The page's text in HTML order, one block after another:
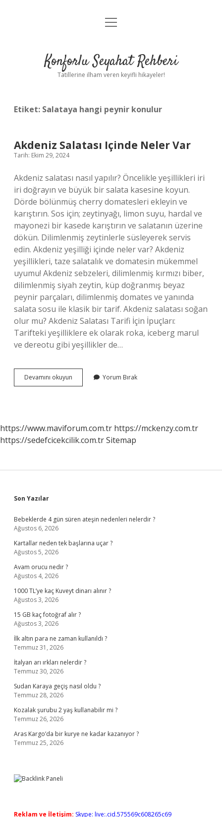
Anasayfa
Yasal Uyarı
menüyü
Konforlu Seyahat Rehberi
Tatillerine ilham veren keyifli hikayeler!
Etiket: Salataya hangi peynir konulur
Akdeniz Salatası Içinde Neler Var
Tarih: Ekim 29, 2024
Akdeniz salatası nasıl yapılır? Öncelikle yeşillikleri iri
iri doğrayın ve büyük bir salata kasesine koyun.
Dörde bölünmüş cherry domatesleri ekleyin ve
karıştırın. Sos için; zeytinyağı, limon suyu, hardal ve
mayonezi bir kasede karıştırın ve salatanın üzerine
dökün. Dilimlenmiş zeytinlerle süsleyerek servis
edin. Akdeniz yeşilliği içinde neler var? Akdeniz
yeşillikleri, taze salatalık ve domatesin mükemmel
uyumu! Akdeniz sebzeleri, dilimlenmiş kırmızı biber,
dilimlenmiş siyah zeytin, küp doğranmış beyaz
peynir parçaları, dilimlenmiş domates ve yanında
salata sosu ile klasik bir tarif. Akdeniz salatası soğan
olur mu? Akdeniz Salatası Tarifi İçin İpuçları:
Tarifteki yeşilliklere ek olarak roka, iceberg marul
ve dereotu gibi yeşillikler de…
Devamını okuyun Akdeniz
Salatası
Yorum Bırak
https://www.maviforum.com.tr https://mckenzy.com.tr
https://sedefcicekcilik.com.trSitemap
Sidebar
Son Yazılar
Bebeklerde 4 gün süren ateşin nedenleri nelerdir ?
Ağustos 6, 2026
Kartallar neden tek başlarına uçar ?
Ağustos 5, 2026
Avam orucu nedir ?
Ağustos 4, 2026
1000 TL’ye kaç Kuveyt dinarı alınır ?
Ağustos 3, 2026
15 GB kaç fotoğraf alır ?
Ağustos 3, 2026
İlk altın para ne zaman kullanıldı ?
Temmuz 31, 2026
İtalyan arı ırkları nelerdir ?
Temmuz 30, 2026
Sudan Karaya geçiş nasıl oldu ?
Temmuz 28, 2026
Kozalak şurubu 2 yaş kullanabilir mi ?
Temmuz 26, 2026
Aras Kargo’da bir kurye ne kadar kazanıyor ?
Temmuz 25, 2026
Reklam ve İletişim: Skype: live:.cid.575569c608265c69